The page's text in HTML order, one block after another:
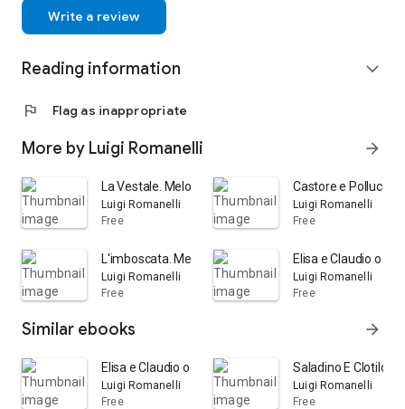
Write a review
Reading information expand_more
flag Flag as inappropriate
More by Luigi Romanelli arrow_forward
La Vestale. Melodramma serio in due atti. (Musica di
Luigi Romanelli
Free
Castore e Polluce,
Luigi Romanelli
Free
L'imboscata. Melodramma semiserio in 2 atti. (Musica
Luigi Romanelli
Free
Elisa e Claudio o
Luigi Romanelli
Free
Similar ebooks arrow_forward
Elisa e Claudio o sia l'amore protetto dall' amicizia.
Luigi Romanelli
Free
Saladino E Clotilda
Luigi Romanelli
Free